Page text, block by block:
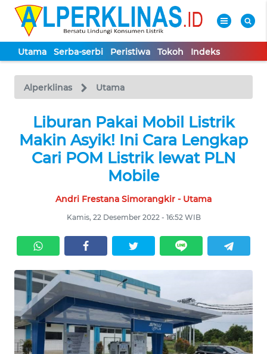
Utama Serba-serbi Peristiwa Tokoh Indeks
Alperklinas Utama
Liburan Pakai Mobil Listrik
Makin Asyik! Ini Cara Lengkap
Cari POM Listrik lewat PLN
Mobile
Andri Frestana Simorangkir - Utama
Kamis, 22 Desember 2022 - 16:52 WIB
TV
Tutup
UTAMA
SERBA-
SERBI
PERISTIWA
TOKOH
INDEKS
BERITA
KONTAK
KAMI